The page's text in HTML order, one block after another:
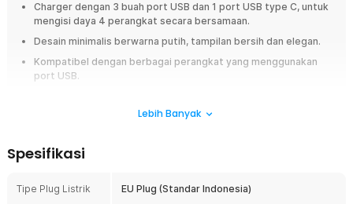
Charger dengan 3 buah port USB dan 1 port USB type C, untuk
mengisi daya 4 perangkat secara bersamaan.
Desain minimalis berwarna putih, tampilan bersih dan elegan.
Kompatibel dengan berbagai perangkat yang menggunakan
port USB.
multi port premium dari Comfast. Produk inovatif ini hadir sebagai solusi
kesayangan Anda secara bersamaan melalui satu sumber listrik saja.
Lebih Banyak
Spesifikasi
Tipe Plug Listrik EU Plug (Standar Indonesia)